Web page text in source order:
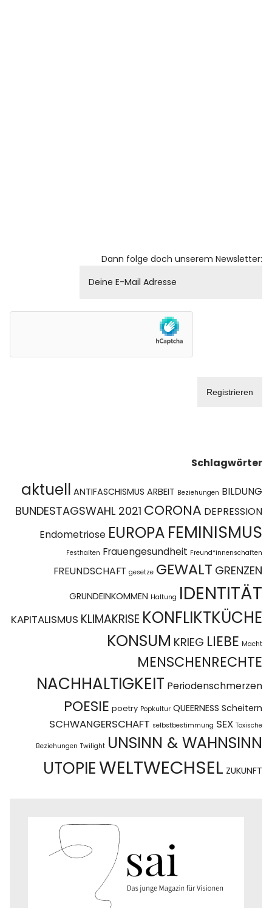
Dann folge doch unserem Newsletter:
Schlagwörter
aktuell ANTIFASCHISMUS ARBEIT Beziehungen BILDUNG
BUNDESTAGSWAHL 2021 CORONA DEPRESSION
Endometriose EUROPA FEMINISMUS
Festhalten Frauengesundheit Freund*innenschaften
FREUNDSCHAFT gesetze GEWALT GRENZEN
GRUNDEINKOMMEN Haltung IDENTITÄT
KAPITALISMUS KLIMAKRISE KONFLIKTKÜCHE
KONSUM KRIEG LIEBE Macht
MENSCHENRECHTE
NACHHALTIGKEIT Periodenschmerzen
POESIE poetry Popkultur QUEERNESS Scheitern
SCHWANGERSCHAFT selbstbestimmung SEX Toxische
Beziehungen Twilight UNSINN & WAHNSINN
UTOPIEWELTWECHSEL ZUKUNFT